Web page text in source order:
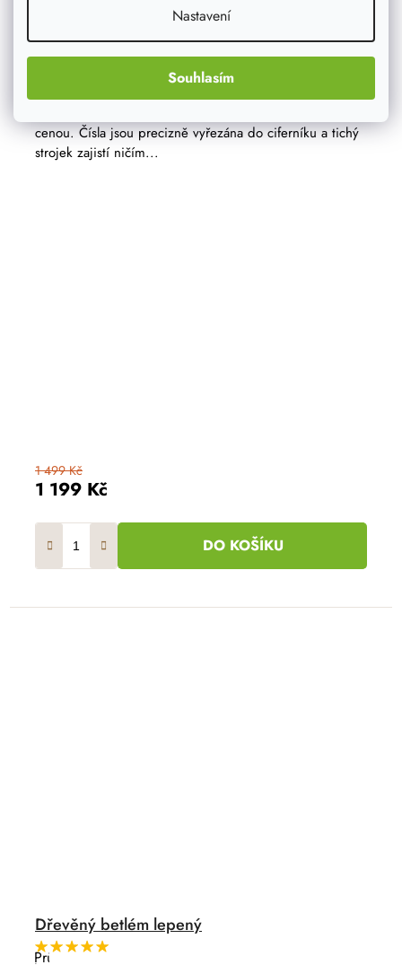
Nastavení
Souhlasím
ATMOWOOD dubové numerické hodiny 50
1 199 Kč
1 499 Kč
DO KOŠÍKU
cenou. Čísla jsou precizně vyřezána do ciferníku a tichý
strojek zajistí ničím...
Dřevěný betlém lepený
Průměrné